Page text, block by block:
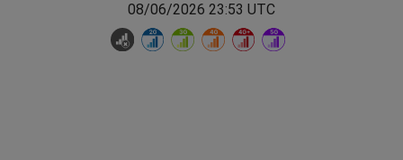
08/06/2026 23:53 UTC